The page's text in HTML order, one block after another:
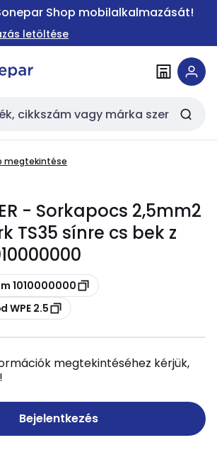
a
Shop mobilalkalmazását!
letöltése
megtekintése
- Sorkapocs 2,5mm2
TS35 sínre cs bek z
1010000000
WPE 2.5
megtekintéséhez kérjük,
Bejelentkezés